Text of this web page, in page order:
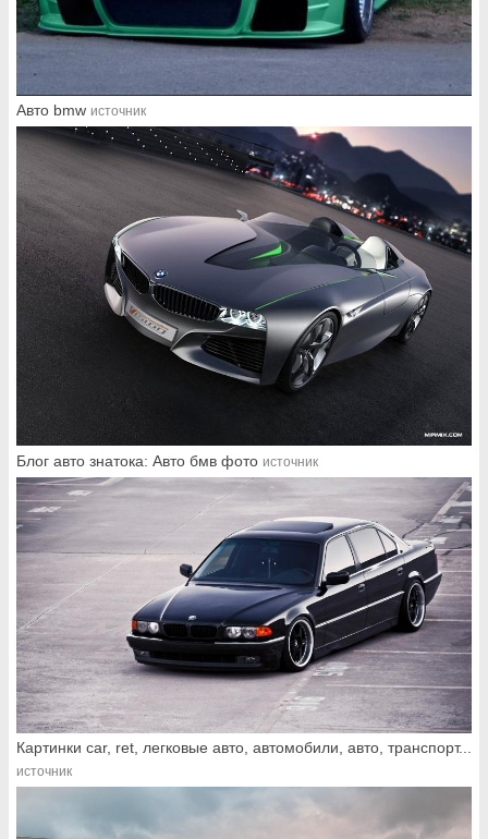
Авто bmw источник
Блог авто знатока: Авто бмв фото источник
Картинки car, ret, легковые авто, автомобили, авто, транспорт...
источник